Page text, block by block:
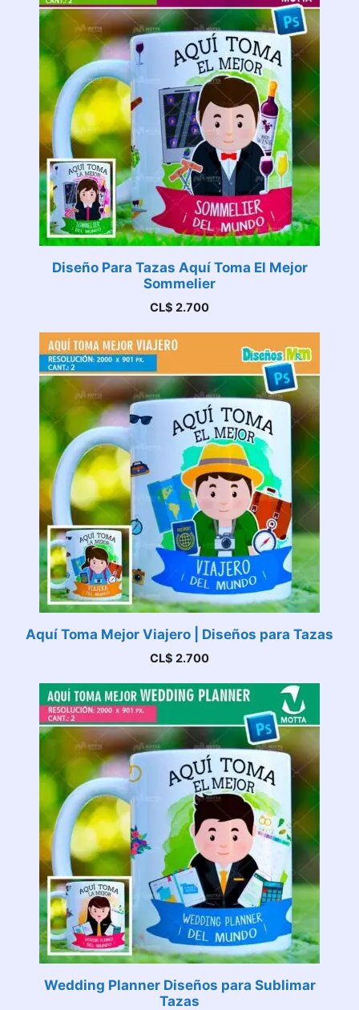
Diseño Para Tazas Aquí Toma El Mejor
Sommelier
CL$ 2.700
Aquí Toma Mejor Viajero | Diseños para Tazas
CL$ 2.700
Wedding Planner Diseños para Sublimar
Tazas